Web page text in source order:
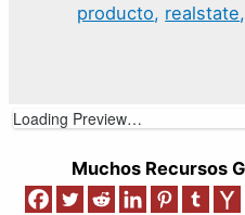
producto, realstate
Loading Preview…
Muchos Recursos